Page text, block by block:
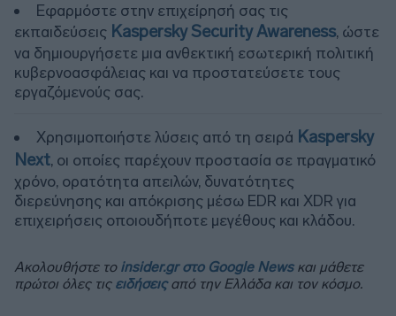
Εφαρμόστε στην επιχείρησή σας τις
εκπαιδεύσεις Kaspersky Security Awareness, ώστε
να δημιουργήσετε μια ανθεκτική εσωτερική πολιτική
κυβερνοασφάλειας και να προστατεύσετε τους
εργαζόμενούς σας.
Χρησιμοποιήστε λύσεις από τη σειρά Kaspersky
Next, οι οποίες παρέχουν προστασία σε πραγματικό
χρόνο, ορατότητα απειλών, δυνατότητες
διερεύνησης και απόκρισης μέσω EDR και XDR για
επιχειρήσεις οποιουδήποτε μεγέθους και κλάδου.
Ακολουθήστε το insider.gr στο Google Newsκαι μάθετε
πρώτοι όλες τις ειδήσειςαπό την Ελλάδα και τον κόσμο.